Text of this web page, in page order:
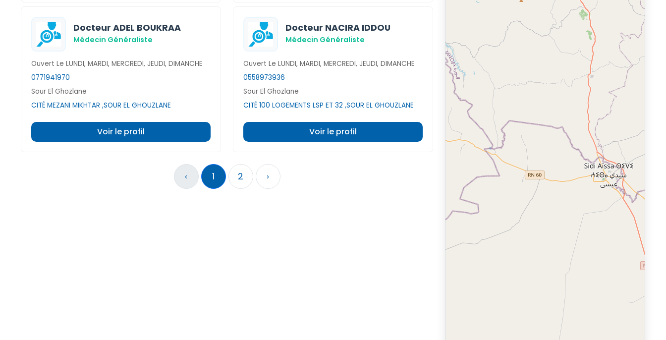
Docteur ADEL BOUKRAA
Médecin Généraliste
Ouvert Le LUNDI, MARDI, MERCREDI, JEUDI, DIMANCHE
0771941970
Sour El Ghozlane
CITÉ MEZANI MIKHTAR ,SOUR EL GHOUZLANE
Voir le profil
Docteur NACIRA IDDOU
Médecin Généraliste
Ouvert Le LUNDI, MARDI, MERCREDI, JEUDI, DIMANCHE
0558973936
Sour El Ghozlane
CITÉ 100 LOGEMENTS LSP ET 32 ,SOUR EL GHOUZLANE
Voir le profil
‹ 1 2 ›